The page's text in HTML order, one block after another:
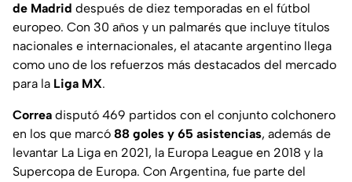
de Madrid después de diez temporadas en el fútbol
europeo. Con 30 años y un palmarés que incluye títulos
nacionales e internacionales, el atacante argentino llega
como uno de los refuerzos más destacados del mercado
para la Liga MX.
Correa disputó 469 partidos con el conjunto colchonero
en los que marcó 88 goles y 65 asistencias, además de
levantar La Liga en 2021, la Europa League en 2018 y la
Supercopa de Europa. Con Argentina, fue parte del